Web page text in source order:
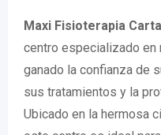
Maxi Fisioterapia
centro especializado en
ganado la confianza de
sus tratamientos y la
Ubicado en la hermosa